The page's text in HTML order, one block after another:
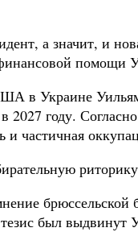
а значит, и
помощи
в Украине
году.
и частичная
был выдвинут